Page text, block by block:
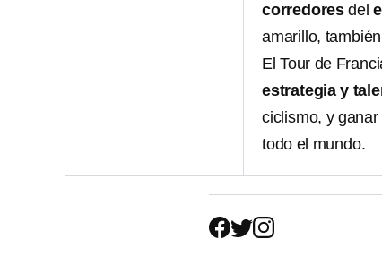
corredores del
amarillo,
El Tour de
estrategia y
ciclismo, y
todo el mundo.